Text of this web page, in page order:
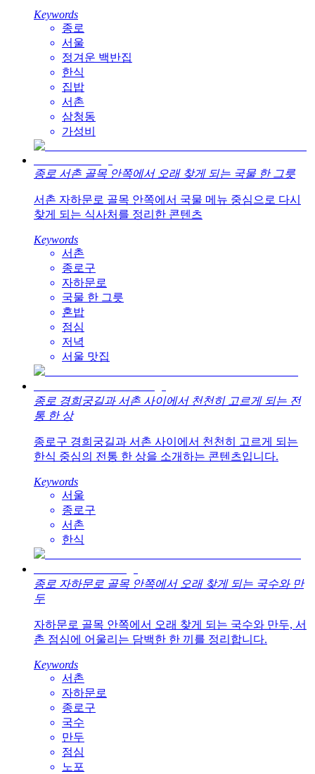
Keywords
종로
서울
정겨운 백반집
한식
집밥
서촌
삼청동
가성비
종로 서촌 골목 안쪽에서 오래 찾게 되는 국물 한 그릇
서촌 자하문로 골목 안쪽에서 국물 메뉴 중심으로 다시
찾게 되는 식사처를 정리한 콘텐츠
Keywords
서촌
종로구
자하문로
국물 한 그릇
혼밥
점심
저녁
서울 맛집
종로 경희궁길과 서촌 사이에서 천천히 고르게 되는 전
통 한 상
종로구 경희궁길과 서촌 사이에서 천천히 고르게 되는
한식 중심의 전통 한 상을 소개하는 콘텐츠입니다.
Keywords
서울
종로구
서촌
한식
종로 자하문로 골목 안쪽에서 오래 찾게 되는 국수와 만
두
자하문로 골목 안쪽에서 오래 찾게 되는 국수와 만두, 서
촌 점심에 어울리는 담백한 한 끼를 정리합니다.
Keywords
서촌
자하문로
종로구
국수
만두
점심
노포